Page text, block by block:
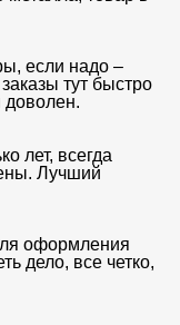
если надо –
тут быстро
доволен.
лет, всегда
Лучший
оформления
дело, все четко,